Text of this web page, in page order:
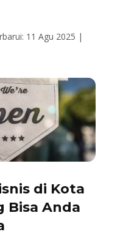
11 Agu 2025 |
di Kota
Bisa Anda